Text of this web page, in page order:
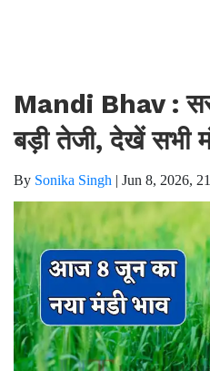
Mandi Bhav :
बड़ी तेजी, देखें सभी
By Sonika Singh | Jun 8, 2026,